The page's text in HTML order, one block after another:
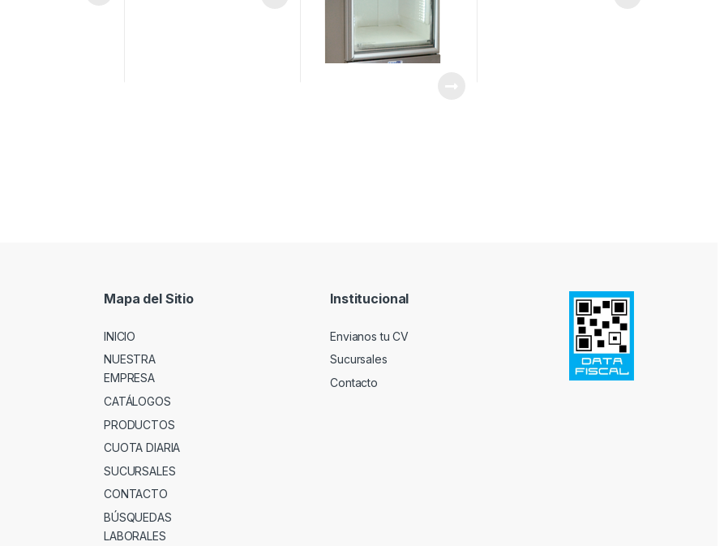
Mapa del Sitio
INICIO
NUESTRA
EMPRESA
CATÁLOGOS
PRODUCTOS
CUOTA DIARIA
SUCURSALES
CONTACTO
BÚSQUEDAS
LABORALES
Institucional
Envianos tu CV
Sucursales
Contacto